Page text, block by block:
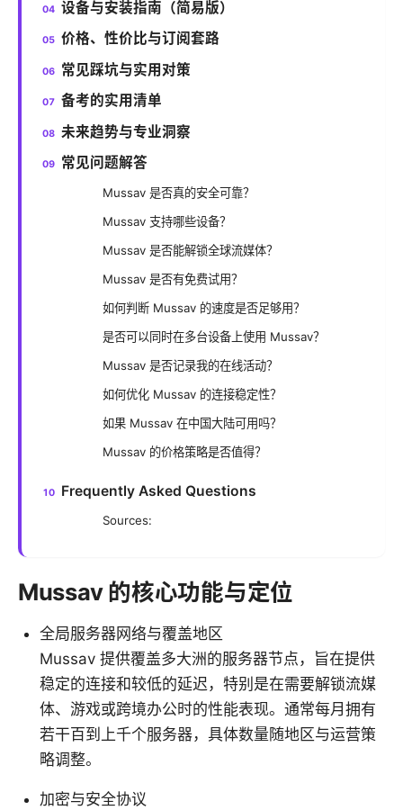
设备与安装指南（简易版）
价格、性价比与订阅套路
常见踩坑与实用对策
备考的实用清单
未来趋势与专业洞察
常见问题解答
Mussav 是否真的安全可靠？
Mussav 支持哪些设备？
Mussav 是否能解锁全球流媒体？
Mussav 是否有免费试用？
如何判断 Mussav 的速度是否足够用？
是否可以同时在多台设备上使用 Mussav？
Mussav 是否记录我的在线活动？
如何优化 Mussav 的连接稳定性？
如果 Mussav 在中国大陆可用吗？
Mussav 的价格策略是否值得？
Frequently Asked Questions
Sources:
Mussav 的核心功能与定位
全局服务器网络与覆盖地区
Mussav 提供覆盖多大洲的服务器节点，旨在提供
稳定的连接和较低的延迟，特别是在需要解锁流媒
体、游戏或跨境办公时的性能表现。通常每月拥有
若干百到上千个服务器，具体数量随地区与运营策
略调整。
加密与安全协议